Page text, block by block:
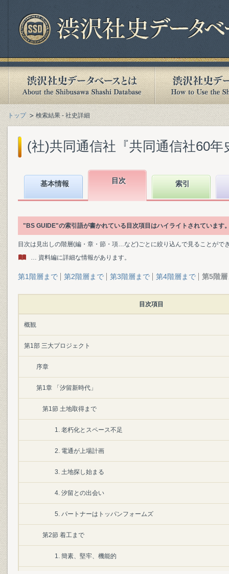
トップ 検索結果 - 社史詳細
(社)共同通信社『共同通信社60年
基本情報 目次 索引
"BS GUIDE"の索引語が書かれている目次項目はハイライトされています
目次は見出しの階層(編・章・節・項…など)ごとに絞り込んで見ることがで
… 資料編に詳細な情報があります。
第1階層まで 第2階層まで 第3階層まで 第4階層まで 第5階層
目次項目
概観
第1部 三大プロジェクト
序章
第1章 「汐留新時代」
第1節 土地取得まで
1. 老朽化とスペース不足
2. 電通が上場計画
3. 土地探し始まる
4. 汐留との出会い
5. パートナーはトッパンフォームズ
第2節 着工まで
1. 簡素、堅牢、機能的